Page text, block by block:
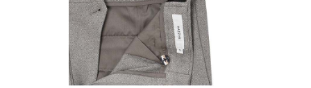
てAFTEEにご提供いただく、またはAFTEEにあなたの個人情報の収集、処
理、利用を許可することににご同意いただけない場合は、当サービスを選
択しないでください。